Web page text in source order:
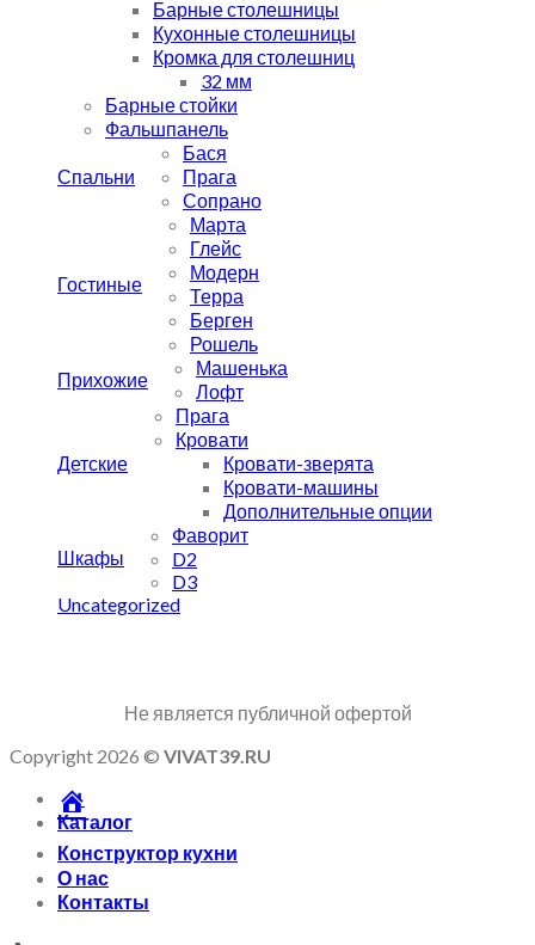
Барные столешницы
Кухонные столешницы
Кромка для столешниц
32 мм
Барные стойки
Фальшпанель
Спальни
Бася
Прага
Сопрано
Гостиные
Марта
Глейс
Модерн
Терра
Берген
Рошель
Прихожие
Машенька
Лофт
Детские
Прага
Кровати
Кровати-зверята
Кровати-машины
Дополнительные опции
Шкафы
Фаворит
D2
D3
Uncategorized
Не является публичной офертой
Copyright 2026 © VIVAT39.RU
Каталог
Конструктор кухни
О нас
Контакты